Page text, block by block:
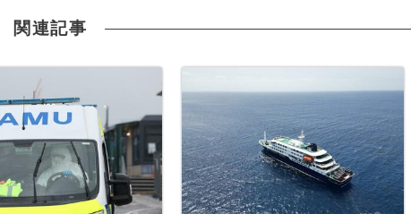
関連記事